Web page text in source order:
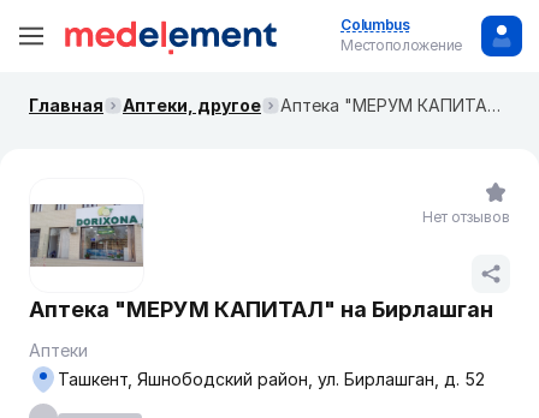
Columbus
Местоположение
Главная Аптеки, другое Аптека "МЕРУМ КАПИТАЛ" на Бирлашган
Аптека "МЕРУМ КАПИТАЛ" на Бирлашган
Аптеки
Ташкент, Яшнободский район, ул. Бирлашган, д. 52
Нет отзывов